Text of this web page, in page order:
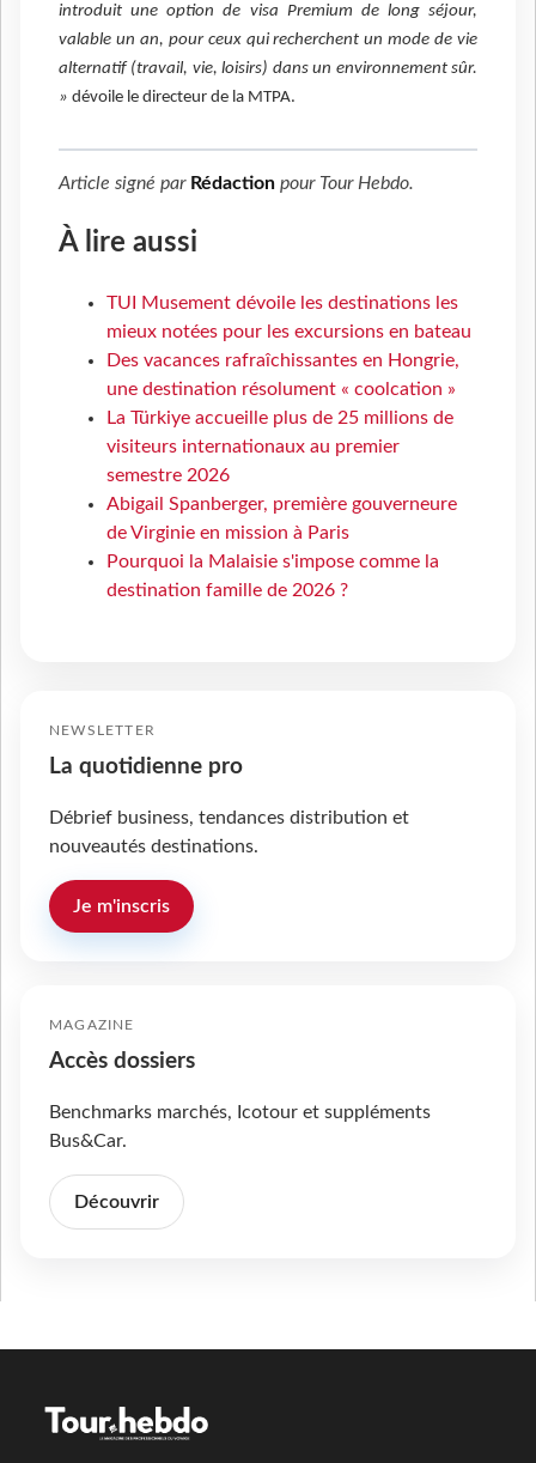
introduit une option de visa Premium de long séjour,
valable un an, pour ceux qui recherchent un mode de vie
alternatif (travail, vie, loisirs) dans un environnement sûr.
» dévoile le directeur de la MTPA.
Article signé par Rédaction pour Tour Hebdo.
À lire aussi
TUI Musement dévoile les destinations les
mieux notées pour les excursions en bateau
Des vacances rafraîchissantes en Hongrie,
une destination résolument « coolcation »
La Türkiye accueille plus de 25 millions de
visiteurs internationaux au premier
semestre 2026
Abigail Spanberger, première gouverneure
de Virginie en mission à Paris
Pourquoi la Malaisie s'impose comme la
destination famille de 2026 ?
NEWSLETTER
La quotidienne pro
Débrief business, tendances distribution et
nouveautés destinations.
Je m'inscris
MAGAZINE
Accès dossiers
Benchmarks marchés, Icotour et suppléments
Bus&Car.
Découvrir